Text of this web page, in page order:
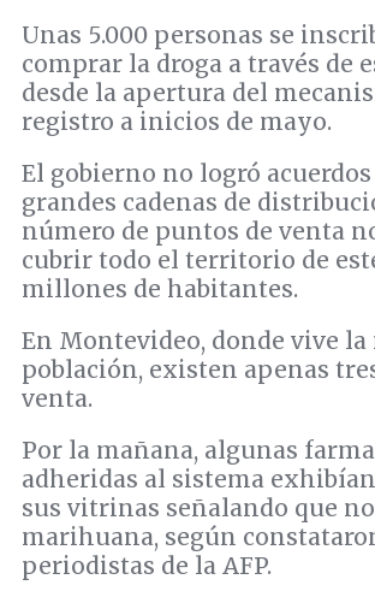
Unas 5.000 personas se
comprar la droga a través de
desde la apertura del
registro a inicios de mayo.
El gobierno no logró
grandes cadenas de
número de puntos de venta
cubrir todo el territorio de
millones de habitantes.
En Montevideo, donde vive
población, existen apenas
venta.
Por la mañana, algunas
adheridas al sistema
sus vitrinas señalando que
marihuana, según
periodistas de la AFP.